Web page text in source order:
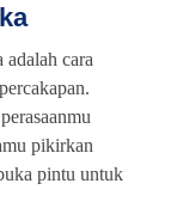
cara
pikirkan
pintu untuk